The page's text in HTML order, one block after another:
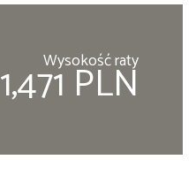
Wysokość raty
1,471 PLN